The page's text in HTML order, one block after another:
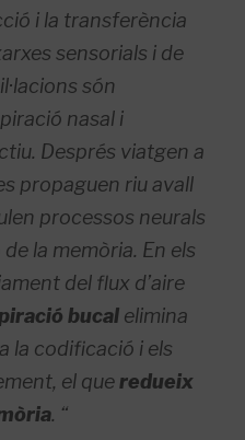
i la transferència
sensorials i de
són
nasal i
Després viatgen a
propaguen riu avall
processos neurals
la memòria. En els
del flux d’aire
bucal elimina
la codificació i els
el queredueix
. “